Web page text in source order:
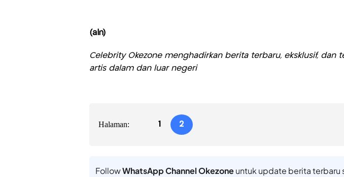
(aln)
Celebrity Okezone menghadirkan berita terbaru, eksklusif, dan
artis dalam dan luar negeri
Halaman: 1 2
FollowWhatsApp Channel Okezoneuntuk update berita terbaru